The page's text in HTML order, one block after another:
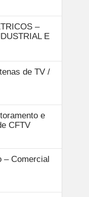
–
E
de TV /
e
CFTV
– Comercial